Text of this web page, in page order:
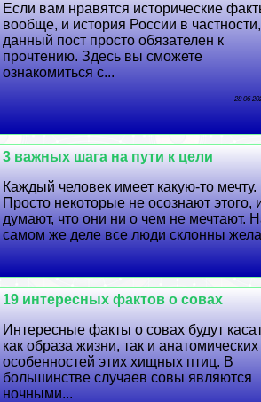
Если вам нравятся исторические
вообще, и история России в
данный пост просто обязателен к
прочтению. Здесь вы сможете
ознакомиться с...
28 06
3 важных шага на пути к цели
Каждый человек имеет какую-то мечту.
Просто некоторые не осознают этого,
думают, что они ни о чем не мечтают.
самом же деле все люди склонны
19 интересных фактов о совах
Интересные факты о совах будут
как образа жизни, так и анатомических
особенностей этих хищных птиц. В
большинстве случаев совы являются
ночными...